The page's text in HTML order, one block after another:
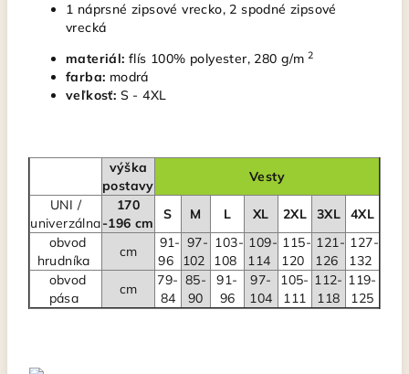
1 náprsné zipsové vrecko, 2 spodné zipsové
vrecká
materiál: flís 100% polyester, 280 g/m 2
farba: modrá
veľkosť: S - 4XL
výška
postavy
Vesty
UNI /
univerzálna
170
-196 cm
S M L XL 2XL 3XL
4XL
obvod
hrudníka
cm
91-
96
97-
102
103-
108
109-
114
115-
120
121-
126
127-
132
obvod
pása
cm
79-
84
85-
90
91-
96
97-
104
105-
111
112-
118
119-
125